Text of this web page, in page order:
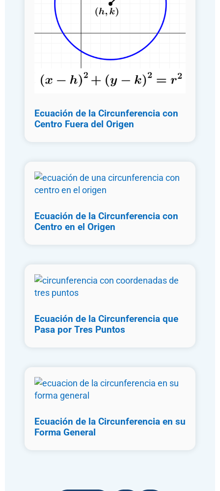
Ecuación de la Circunferencia con
Centro Fuera del Origen
Ecuación de la Circunferencia con
Centro en el Origen
Ecuación de la Circunferencia que
Pasa por Tres Puntos
Ecuación de la Circunferencia en su
Forma General